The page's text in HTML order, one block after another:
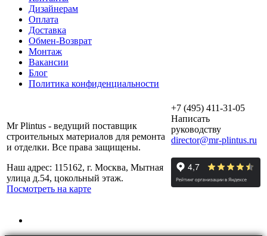
Дизайнерам
Оплата
Доставка
Обмен-Возврат
Монтаж
Вакансии
Блог
Политика конфиденциальности
Mr Plintus - ведущий поставщик
строительных материалов для ремонта
и отделки. Все права защищены.
Наш адрес: 115162, г. Москва, Мытная
улица д.54, цокольный этаж.
Посмотреть на карте
+7 (495) 411-31-05
Написать
руководству
director@mr-plintus.ru